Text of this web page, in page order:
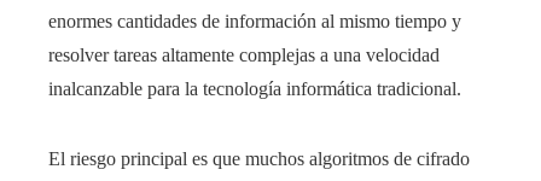
enormes cantidades de información al mismo tiempo y
resolver tareas altamente complejas a una velocidad
inalcanzable para la tecnología informática tradicional.
El riesgo principal es que muchos algoritmos de cifrado